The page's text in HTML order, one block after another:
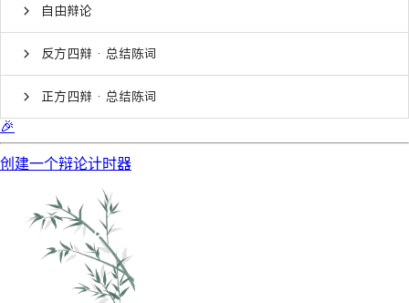
自由辩论
反方四辩 · 总结陈词
正方四辩 · 总结陈词
🎉
创建一个辩论计时器